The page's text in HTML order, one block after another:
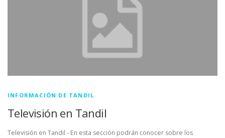
INFORMACIÓN DE TANDIL
Televisión en Tandil
Televisión en Tandil - En esta sección podrán conocer sobre los